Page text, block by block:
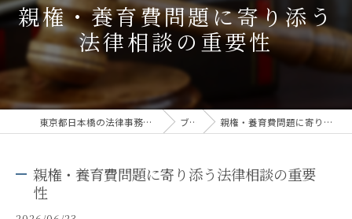
親権・養育費問題に寄り添う
法律相談の重要性
東京都日本橋の法律事務所なら弁護士 濵門俊也 ブログ 親権・養育費問題に寄り添う法律相談の重要性
親権・養育費問題に寄り添う法律相談の重要
性